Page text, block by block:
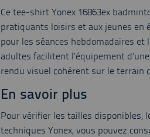
Ce tee-shirt Yonex 16863ex
pratiquants loisirs et aux jeunes en
pour les séances hebdomadaires
adultes facilitent l’équipement
rendu visuel cohérent sur le terrain
En savoir plus
Pour vérifier les tailles disponibles,
techniques Yonex, vous pouvez